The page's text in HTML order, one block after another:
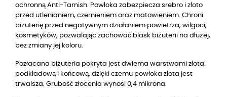
ochronną Anti-Tarnish. Powłoka zabezpiecza srebro i złoto
przed utlenianiem, czernieniem oraz matowieniem. Chroni
biżuterię przed negatywnym działaniem powietrza, wilgoci,
kosmetyków, pozwalając zachować blask biżuterii na dłużej,
bez zmiany jej koloru.
Pozłacana biżuteria pokryta jest dwiema warstwami złota:
podkładową i końcową, dzięki czemu powłoka złota jest
trwalsza. Grubość złocenia wynosi 0,4 mikrona.